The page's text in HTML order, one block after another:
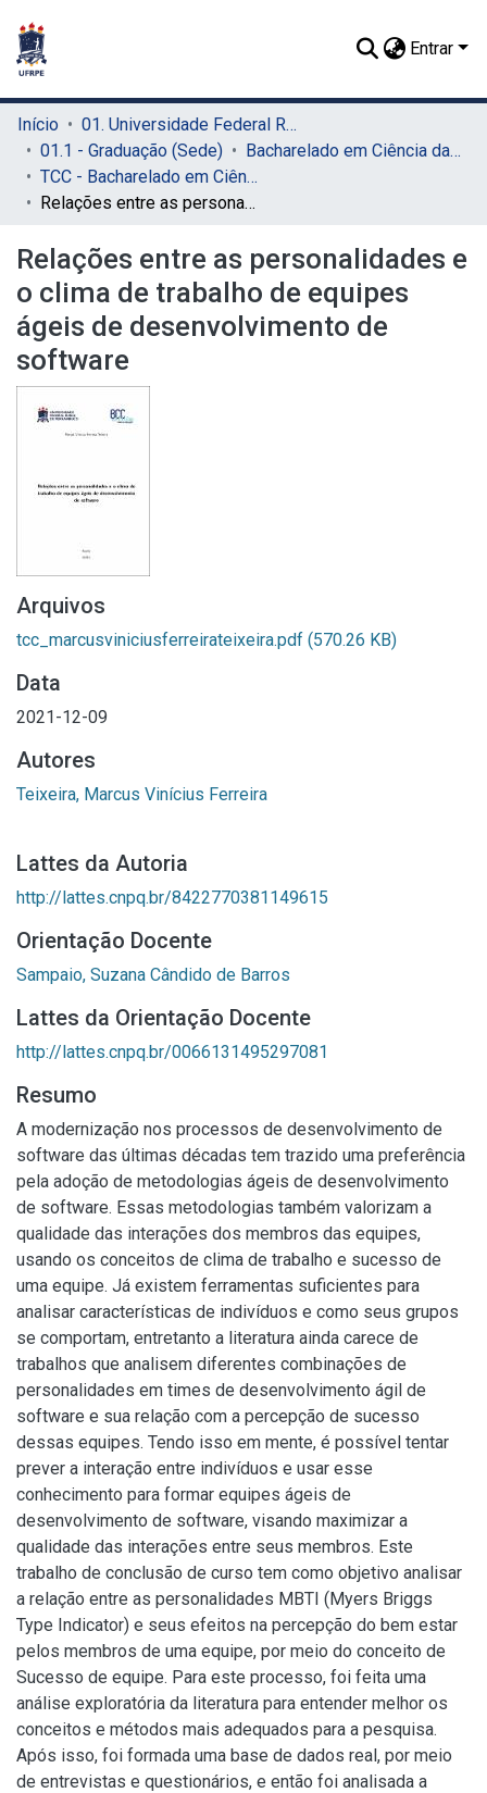
Entrar
Início
01. Universidade Federal Rural de Pernambuco - UFRPE (Sede)
01.1 - Graduação (Sede)
Bacharelado em Ciência da Computação (Sede)
TCC - Bacharelado em Ciência da Computação (Sede)
Relações entre as personalidades e o clima de trabalho de equipes ágeis de desenvolvimento de software
Relações entre as personalidades e
o clima de trabalho de equipes
ágeis de desenvolvimento de
software
Arquivos
tcc_marcusviniciusferreirateixeira.pdf (570.26 KB)
Data
2021-12-09
Autores
Teixeira, Marcus Vinícius Ferreira
Lattes da Autoria
http://lattes.cnpq.br/8422770381149615
Orientação Docente
Sampaio, Suzana Cândido de Barros
Lattes da Orientação Docente
http://lattes.cnpq.br/0066131495297081
Resumo
A modernização nos processos de desenvolvimento de
software das últimas décadas tem trazido uma preferência
pela adoção de metodologias ágeis de desenvolvimento
de software. Essas metodologias também valorizam a
qualidade das interações dos membros das equipes,
usando os conceitos de clima de trabalho e sucesso de
uma equipe. Já existem ferramentas suficientes para
analisar características de indivíduos e como seus grupos
se comportam, entretanto a literatura ainda carece de
trabalhos que analisem diferentes combinações de
personalidades em times de desenvolvimento ágil de
software e sua relação com a percepção de sucesso
dessas equipes. Tendo isso em mente, é possível tentar
prever a interação entre indivíduos e usar esse
conhecimento para formar equipes ágeis de
desenvolvimento de software, visando maximizar a
qualidade das interações entre seus membros. Este
trabalho de conclusão de curso tem como objetivo analisar
a relação entre as personalidades MBTI (Myers Briggs
Type Indicator) e seus efeitos na percepção do bem estar
pelos membros de uma equipe, por meio do conceito de
Sucesso de equipe. Para este processo, foi feita uma
análise exploratória da literatura para entender melhor os
conceitos e métodos mais adequados para a pesquisa.
Após isso, foi formada uma base de dados real, por meio
de entrevistas e questionários, e então foi analisada a